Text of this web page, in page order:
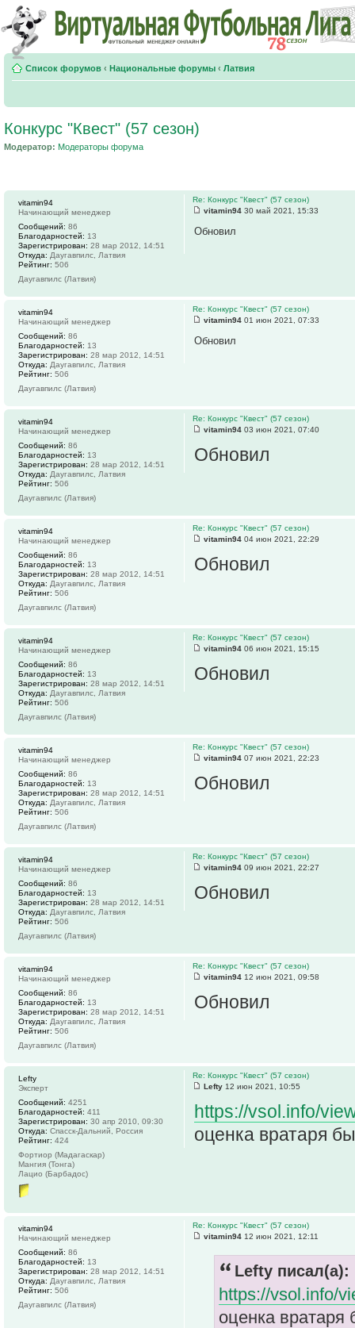
Список форумов ‹ Национальные форумы ‹ Латвия
Конкурс "Квест" (57 сезон)
Модератор: Модераторы форума
Re: Конкурс "Квест" (57 сезон)
vitamin94 30 май 2021, 15:33
Обновил
vitamin94
Начинающий менеджер
Сообщений: 86
Благодарностей: 13
Зарегистрирован: 28 мар 2012, 14:51
Откуда: Даугавпилс, Латвия
Рейтинг: 506
Даугавпилс (Латвия)
Re: Конкурс "Квест" (57 сезон)
vitamin94 01 июн 2021, 07:33
Обновил
vitamin94
Начинающий менеджер
Сообщений: 86
Благодарностей: 13
Зарегистрирован: 28 мар 2012, 14:51
Откуда: Даугавпилс, Латвия
Рейтинг: 506
Даугавпилс (Латвия)
Re: Конкурс "Квест" (57 сезон)
vitamin94 03 июн 2021, 07:40
Обновил
vitamin94
Начинающий менеджер
Сообщений: 86
Благодарностей: 13
Зарегистрирован: 28 мар 2012, 14:51
Откуда: Даугавпилс, Латвия
Рейтинг: 506
Даугавпилс (Латвия)
Re: Конкурс "Квест" (57 сезон)
vitamin94 04 июн 2021, 22:29
Обновил
vitamin94
Начинающий менеджер
Сообщений: 86
Благодарностей: 13
Зарегистрирован: 28 мар 2012, 14:51
Откуда: Даугавпилс, Латвия
Рейтинг: 506
Даугавпилс (Латвия)
Re: Конкурс "Квест" (57 сезон)
vitamin94 06 июн 2021, 15:15
Обновил
vitamin94
Начинающий менеджер
Сообщений: 86
Благодарностей: 13
Зарегистрирован: 28 мар 2012, 14:51
Откуда: Даугавпилс, Латвия
Рейтинг: 506
Даугавпилс (Латвия)
Re: Конкурс "Квест" (57 сезон)
vitamin94 07 июн 2021, 22:23
Обновил
vitamin94
Начинающий менеджер
Сообщений: 86
Благодарностей: 13
Зарегистрирован: 28 мар 2012, 14:51
Откуда: Даугавпилс, Латвия
Рейтинг: 506
Даугавпилс (Латвия)
Re: Конкурс "Квест" (57 сезон)
vitamin94 09 июн 2021, 22:27
Обновил
vitamin94
Начинающий менеджер
Сообщений: 86
Благодарностей: 13
Зарегистрирован: 28 мар 2012, 14:51
Откуда: Даугавпилс, Латвия
Рейтинг: 506
Даугавпилс (Латвия)
Re: Конкурс "Квест" (57 сезон)
vitamin94 12 июн 2021, 09:58
Обновил
vitamin94
Начинающий менеджер
Сообщений: 86
Благодарностей: 13
Зарегистрирован: 28 мар 2012, 14:51
Откуда: Даугавпилс, Латвия
Рейтинг: 506
Даугавпилс (Латвия)
Re: Конкурс "Квест" (57 сезон)
Lefty 12 июн 2021, 10:55
https://vsol.info/
оценка вратаря
Lefty
Эксперт
Сообщений: 4251
Благодарностей: 411
Зарегистрирован: 30 апр 2010, 09:30
Откуда: Спасск-Дальний, Россия
Рейтинг: 424
Фортиор (Мадагаскар)
Мангия (Тонга)
Лацио (Барбадос)
Re: Конкурс "Квест" (57 сезон)
vitamin94 12 июн 2021, 12:11
Lefty писал(а):
https://vsol.info/
оценка
vitamin94
Начинающий менеджер
Сообщений: 86
Благодарностей: 13
Зарегистрирован: 28 мар 2012, 14:51
Откуда: Даугавпилс, Латвия
Рейтинг: 506
Даугавпилс (Латвия)